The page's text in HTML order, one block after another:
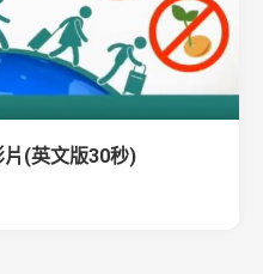
片(英文版30秒)